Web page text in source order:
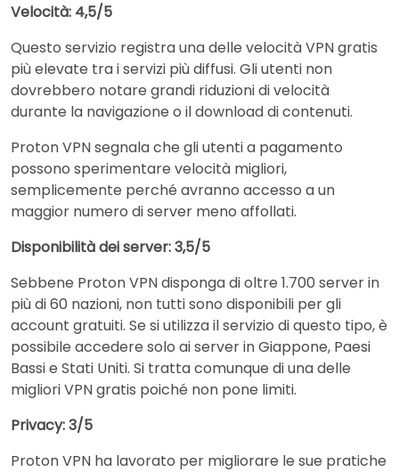
Velocità: 4,5/5
Questo servizio registra una delle velocità VPN gratis
più elevate tra i servizi più diffusi. Gli utenti non
dovrebbero notare grandi riduzioni di velocità
durante la navigazione o il download di contenuti.
Proton VPN segnala che gli utenti a pagamento
possono sperimentare velocità migliori,
semplicemente perché avranno accesso a un
maggior numero di server meno affollati.
Disponibilità dei server: 3,5/5
Sebbene Proton VPN disponga di oltre 1.700 server in
più di 60 nazioni, non tutti sono disponibili per gli
account gratuiti. Se si utilizza il servizio di questo tipo, è
possibile accedere solo ai server in Giappone, Paesi
Bassi e Stati Uniti. Si tratta comunque di una delle
migliori VPN gratis poiché non pone limiti.
Privacy: 3/5
Proton VPN ha lavorato per migliorare le sue pratiche